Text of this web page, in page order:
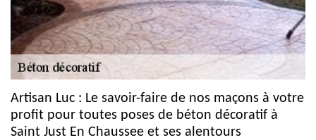
Artisan Luc : Le savoir-faire de nos maçons à votre
profit pour toutes poses de béton décoratif à
Saint Just En Chaussee et ses alentours